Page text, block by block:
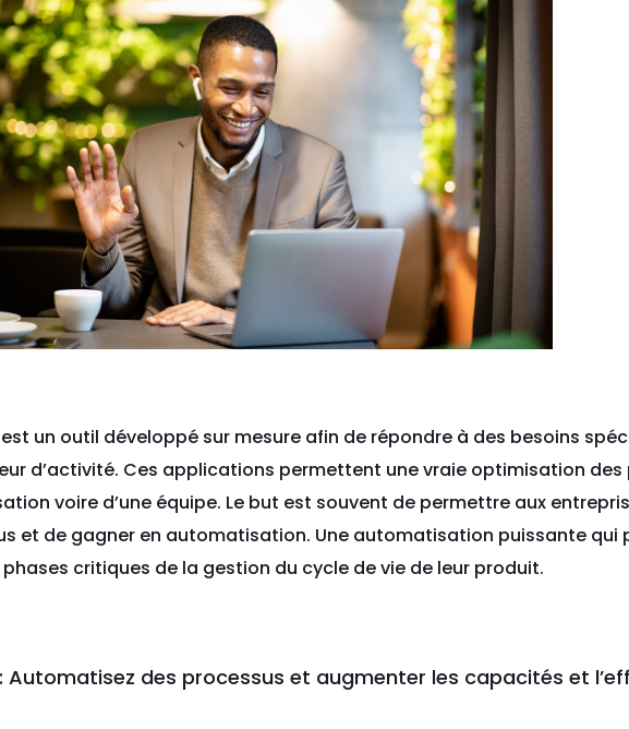
un outil développé sur mesure afin de répondre à des besoins
d’activité. Ces applications permettent une vraie optimisation des
voire d’une équipe. Le but est souvent de permettre aux
et de gagner en automatisation. Une automatisation puissante qui
critiques de la gestion du cycle de vie de leur produit.
des processus et augmenter les capacités et